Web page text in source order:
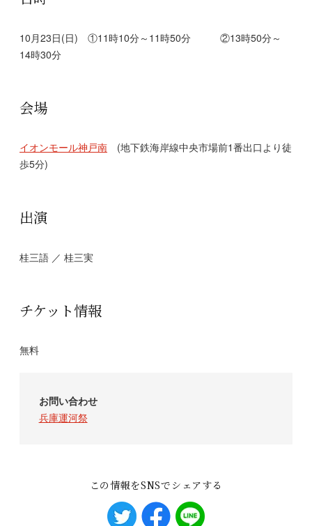
10月23日(日) ①11時10分～11時50分 ②13時50分～
14時30分
会場
イオンモール神戸南 (地下鉄海岸線中央市場前1番出口より徒
歩5分)
出演
桂三語 ／ 桂三実
チケット情報
無料
お問い合わせ
兵庫運河祭
この情報をSNSでシェアする